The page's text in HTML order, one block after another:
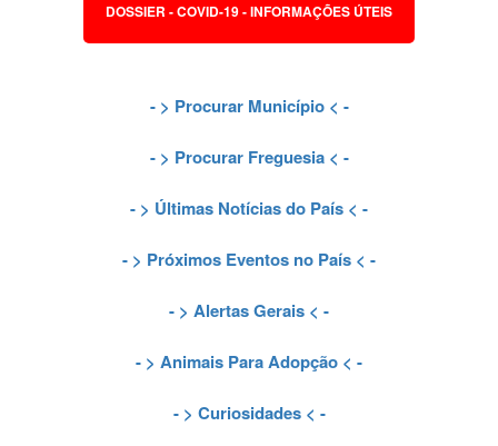
DOSSIER - COVID-19 - INFORMAÇÕES ÚTEIS
- > Procurar Município< -
- > Procurar Freguesia< -
- > Últimas Notícias do País < -
- > Próximos Eventos no País < -
- > Alertas Gerais < -
- > Animais Para Adopção < -
- > Curiosidades< -